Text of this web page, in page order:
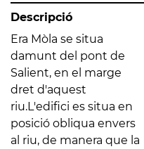
Descripció
Era Mòla se situa
damunt del pont de
Salient, en el marge
dret d'aquest
riu.L'edifici es situa en
posició obliqua envers
al riu, de manera que la
coberta és de doble
vessant, amb el
crestall del fons resolt
amb grons,fou bastida
amb encavallades de
fusta i teulada de
licorella.La canalització